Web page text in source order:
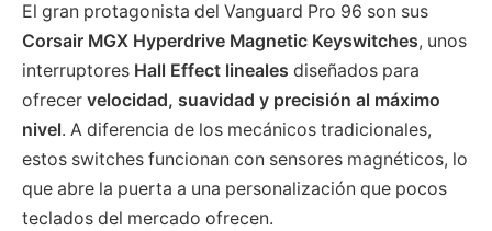
El gran protagonista del Vanguard Pro 96 son sus
Corsair MGX Hyperdrive Magnetic Keyswitches, unos
interruptores Hall Effect lineales diseñados para
ofrecer velocidad, suavidad y precisión al máximo
nivel. A diferencia de los mecánicos tradicionales,
estos switches funcionan con sensores magnéticos, lo
que abre la puerta a una personalización que pocos
teclados del mercado ofrecen.